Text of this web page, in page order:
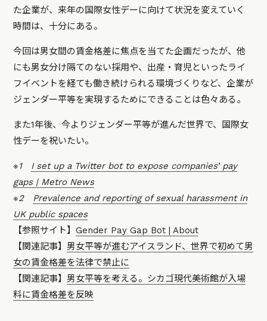
た企業が、来年の国際女性デーに向けて状況を変えていく
時間は、十分にある。
今回は男女間の賃金格差に焦点を当てた企画だったが、他
にも男女分け隔てのない採用や、出産・育児といったライ
フイベントを経ても働き続けられる環境づくりなど、企業が
ジェンダー平等を実現するためにできることは色々ある。
また1年後、今よりジェンダー平等が進んだ世界で、国際女
性デーを祝いたい。
※1 I set up a Twitter bot to expose companies’ pay
gaps | Metro News
※2 Prevalence and reporting of sexual harassment in
UK public spaces
【参照サイト】Gender Pay Gap Bot | About
【関連記事】男女平等が進むアイスランド、世界で初めて男
女の賃金格差を法律で禁止に
【関連記事】男女平等を考える。シカゴ現代美術館が入場
料に賃金格差を反映